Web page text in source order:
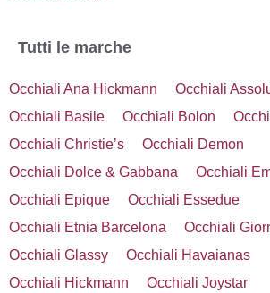
Tutti le marche
Occhiali Ana Hickmann
Occhiali
Occhiali Basile
Occhiali Bolon
Occhiali Christie’s
Occhiali Demon
Occhiali Dolce & Gabbana
Occhiali
Occhiali Epique
Occhiali Essedue
Occhiali Etnia Barcelona
Occhiali
Occhiali Glassy
Occhiali Havaianas
Occhiali Hickmann
Occhiali Joystar